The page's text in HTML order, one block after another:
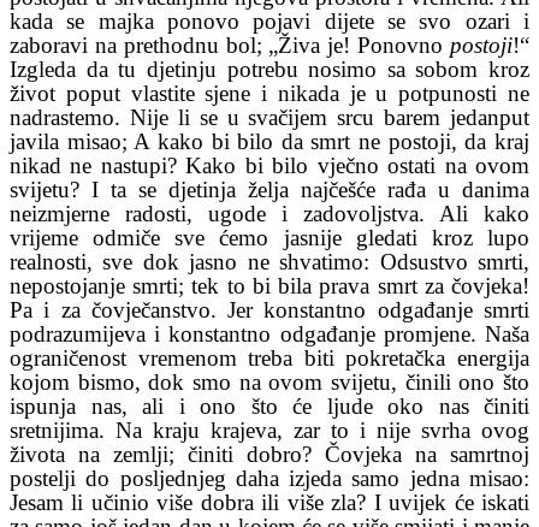
kada se majka ponovo pojavi dijete se svo ozari i
zaboravi na prethodnu bol; „Živa je! Ponovno postoji!“
Izgleda da tu djetinju potrebu nosimo sa sobom kroz
život poput vlastite sjene i nikada je u potpunosti ne
nadrastemo. Nije li se u svačijem srcu barem jedanput
javila misao; A kako bi bilo da smrt ne postoji, da kraj
nikad ne nastupi? Kako bi bilo vječno ostati na ovom
svijetu? I ta se djetinja želja najčešće rađa u danima
neizmjerne radosti, ugode i zadovoljstva. Ali kako
vrijeme odmiče sve ćemo jasnije gledati kroz lupo
realnosti, sve dok jasno ne shvatimo: Odsustvo smrti,
nepostojanje smrti; tek to bi bila prava smrt za čovjeka!
Pa i za čovječanstvo.Jer konstantno odgađanje smrti
podrazumijeva i konstantno odgađanje promjene. Naša
ograničenost vremenom treba biti pokretačka energija
kojom bismo, dok smo na ovom svijetu, činili ono što
ispunja nas, ali i ono što će ljude oko nas činiti
sretnijima. Na kraju krajeva, zar to i nije svrha ovog
života na zemlji; činiti dobro? Čovjeka na samrtnoj
postelji do posljednjeg daha izjeda samo jedna misao:
Jesam li učinio više dobra ili više zla? I uvijek će iskati